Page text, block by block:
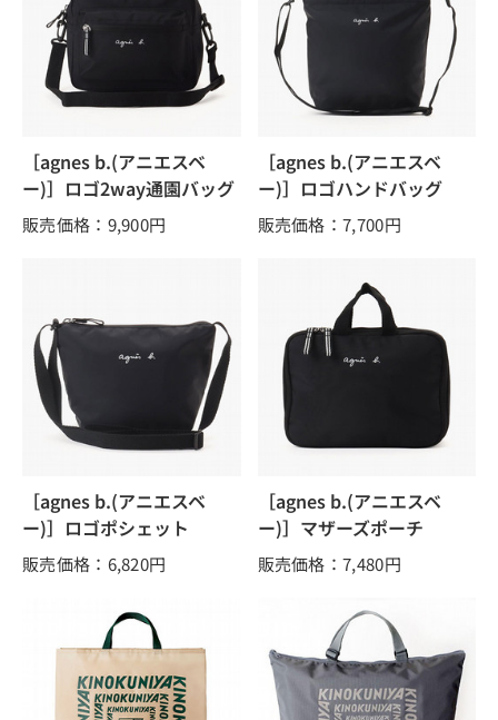
［agnes b.(アニエスベ
ー)］ロゴ2way通園バッグ
販売価格：9,900円
［agnes b.(アニエスベ
ー)］ロゴハンドバッグ
販売価格：7,700円
［agnes b.(アニエスベ
ー)］ロゴポシェット
販売価格：6,820円
［agnes b.(アニエスベ
ー)］マザーズポーチ
販売価格：7,480円